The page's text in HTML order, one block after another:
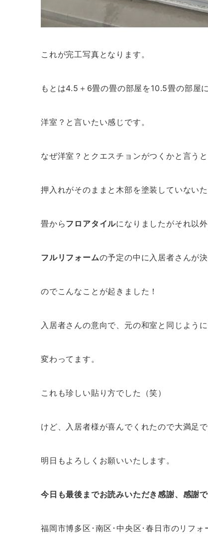
これが完工写真となります。
もとは4.5＋6畳の畳の部屋を10.5畳の部屋
洋室？と言いたい感じです。
なぜ洋室？とクエスチョンがつくかと言うと
押入れがそのままと木部を塗装していない
畳からフロアタイルになりましたがそれ以
フルリフォームの予定の中に入居者さんが
のでこんなことが起きました！
入居者さんの意向で、元の和室と同じよう
変わってます。
これも珍しい貼り方でした（笑）
けど、入居者様が喜んでくれたので大満足で
明日もよろしくお願いいたします。
今日も最後までお読みいただき感謝、感謝で
福岡市博多区･南区･中央区･春日市のリフ